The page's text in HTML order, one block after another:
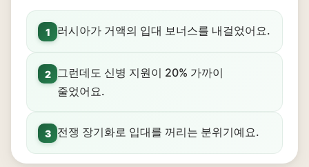
1 러시아가 거액의 입대 보너스를 내걸었어요.
2
그런데도 신병 지원이 20% 가까이
줄었어요.
3 전쟁 장기화로 입대를 꺼리는 분위기예요.